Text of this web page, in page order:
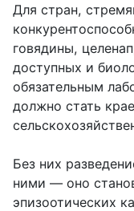
Для стран,
говядины,
доступных и
обязательным
должно стать
Без них
ними — оно
эпизоотических